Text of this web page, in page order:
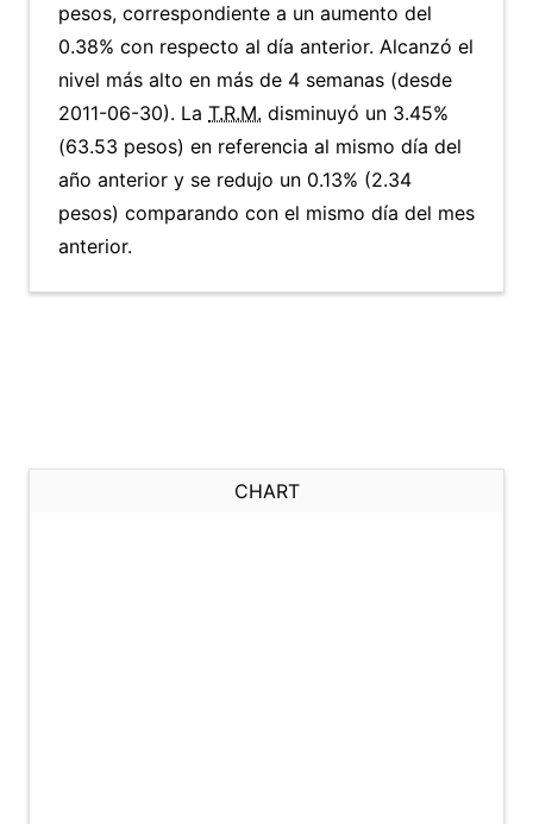
pesos, correspondiente a un aumento del
0.38% con respecto al día anterior. Alcanzó el
nivel más alto en más de 4 semanas (desde
2011-06-30). La T.R.M. disminuyó un 3.45%
(63.53 pesos) en referencia al mismo día del
año anterior y se redujo un 0.13% (2.34
pesos) comparando con el mismo día del mes
anterior.
CHART